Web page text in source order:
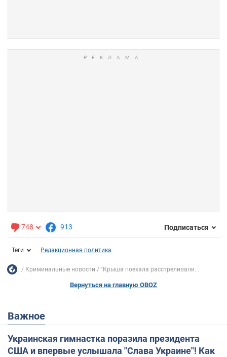
748 913 Подписаться
Теги Редакционная политика
Криминальные новости "Крыша поехала расстреливали...
Вернуться на главную OBOZ
Важное
Украинская гимнастка поразила президента
США и впервые услышала "Слава Украине"! Как